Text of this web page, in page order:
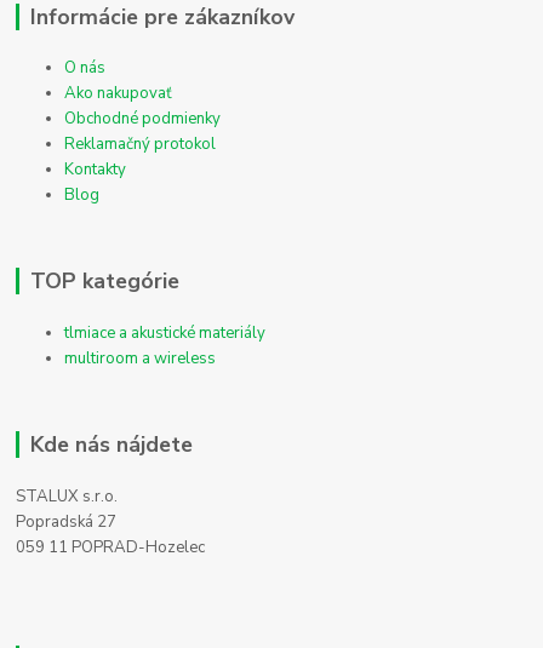
Informácie pre zákazníkov
O nás
Ako nakupovať
Obchodné podmienky
Reklamačný protokol
Kontakty
Blog
TOP kategórie
tlmiace a akustické materiály
multiroom a wireless
Kde nás nájdete
STALUX s.r.o.
Popradská 27
059 11 POPRAD-Hozelec